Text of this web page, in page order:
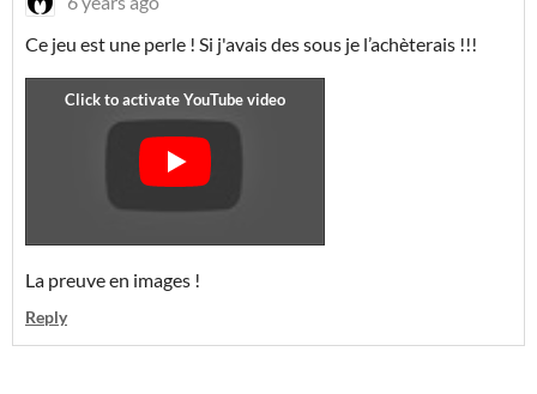
Ce jeu est une perle ! Si j'avais des sous je l’achèterais !!!
La preuve en images !
Reply